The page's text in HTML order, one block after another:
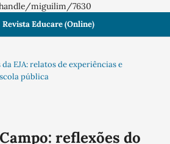
miguilim/7630
Revista Educare (Online)
da EJA: relatos de experiências e
pública
reflexões do